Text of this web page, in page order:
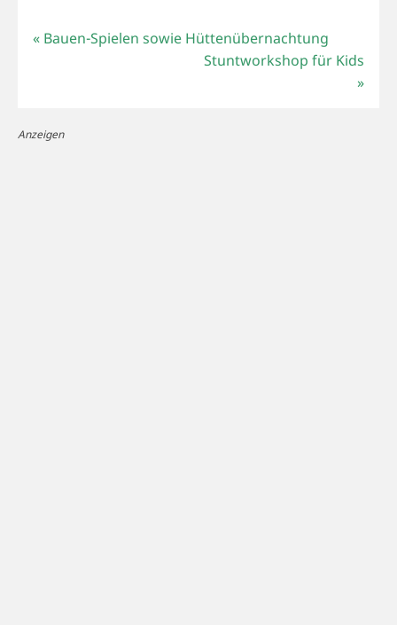
«Bauen-Spielen sowie Hüttenübernachtung
Stuntworkshop für Kids
»
Anzeigen